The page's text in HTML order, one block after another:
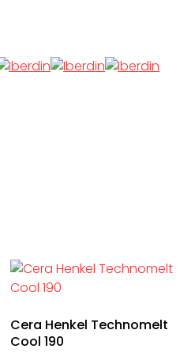
Cera Henkel Technomelt
Cool 190